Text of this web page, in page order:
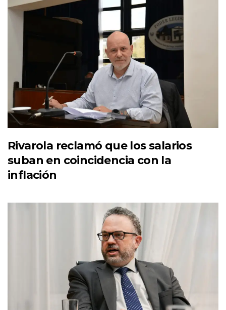
Rivarola reclamó que los salarios
suban en coincidencia con la
inflación